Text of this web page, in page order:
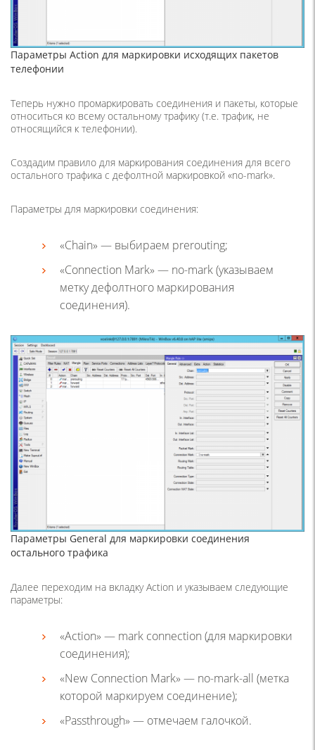
Параметры Action для маркировки исходящих пакетов
телефонии
Теперь нужно промаркировать соединения и пакеты, которые
относиться ко всему остальному трафику (т.е. трафик, не
относящийся к телефонии).
Создадим правило для маркирования соединения для всего
остального трафика с дефолтной маркировкой «no-mark».
Параметры для маркировки соединения:
«Chain» — выбираем prerouting;
«Connection Mark» — no-mark (указываем
метку дефолтного маркирования
соединения).
Параметры General для маркировки соединения
остального трафика
Далее переходим на вкладку Action и указываем следующие
параметры:
«Action» — mark connection (для маркировки
соединения);
«New Connection Mark» — no-mark-all (метка
которой маркируем соединение);
«Passthrough» — отмечаем галочкой.